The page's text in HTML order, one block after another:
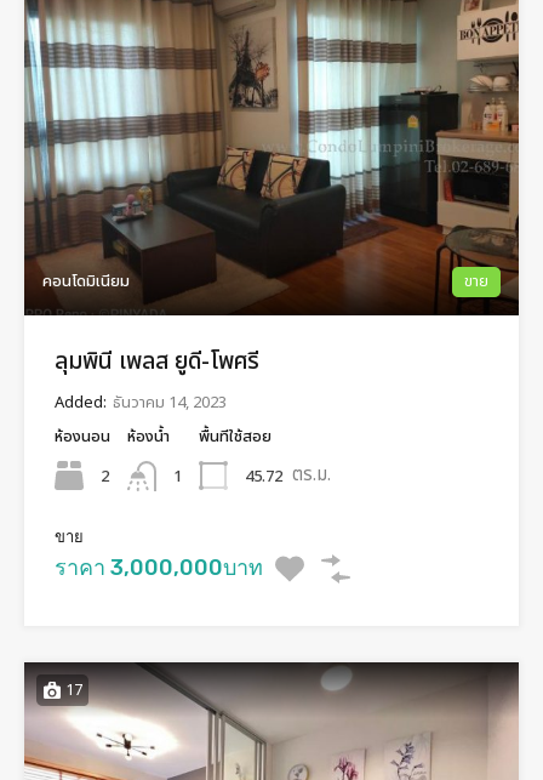
คอนโดมิเนียม ขาย
ลุมพินี เพลส ยูดี-โพศรี
Added: ธันวาคม 14, 2023
ห้องนอน
2
ห้องน้ำ
1
พื้นทีใช้สอย
45.72 ตร.ม.
ขาย
ราคา 3,000,000บาท
17